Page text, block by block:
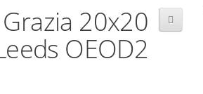
20x20
OEOD2